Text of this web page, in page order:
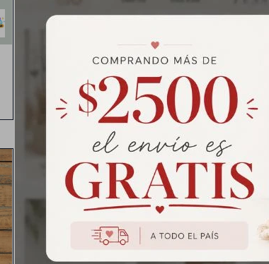
Bolsa de Nylon Colores Lisos -
Verde
$ 63 $ 99
Bolsa de nylon colores lisos
Medidas: 25cm x16 cm